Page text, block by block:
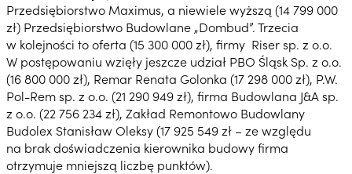
Przedsiębiorstwo Maximus, a niewiele wyższą (14 799 000
zł) Przedsiębiorstwo Budowlane „Dombud”. Trzecia
w kolejności to oferta (15 300 000 zł), firmy Riser sp. z o.o.
W postępowaniu wzięły jeszcze udział PBO Śląsk Sp. z o.o.
(16 800 000 zł), Remar Renata Golonka (17 298 000 zł), P.W.
Pol-Rem sp. z o.o. (21 290 949 zł), firma Budowlana J&A sp.
z o.o. (22 756 234 zł), Zakład Remontowo Budowlany
Budolex Stanisław Oleksy (17 925 549 zł – ze względu
na brak doświadczenia kierownika budowy firma
otrzymuje mniejszą liczbę punktów).